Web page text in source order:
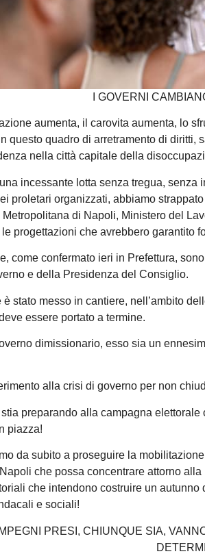
I GOVERNI
aumenta, il carovita aumenta, lo
questo quadro di arretramento di diritti,
nella città capitale della
incessante lotta senza tregua,
proletari organizzati, abbiamo
Metropolitana di Napoli, Ministero del
progettazioni che avrebbero garantito
come confermato ieri in Prefettura,
e della Presidenza del Consiglio.
è stato messo in cantiere, nell’ambito
essere portato a termine.
dimissionario, esso sia un
alla crisi di governo per non
preparando alla campagna
piazza!
da subito a proseguire la
che possa concentrare attorno
che intendono costruire un
e sociali!
PRESI, CHIUNQUE SIA,